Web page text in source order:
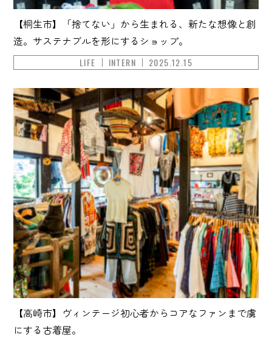
【桐生市】「捨てない」から生まれる、新たな想像と創
造。サステナブルを形にするショップ。
LIFE INTERN 2025.12.15
【高崎市】ヴィンテージ初心者からコアなファンまで虜
にする古着屋。